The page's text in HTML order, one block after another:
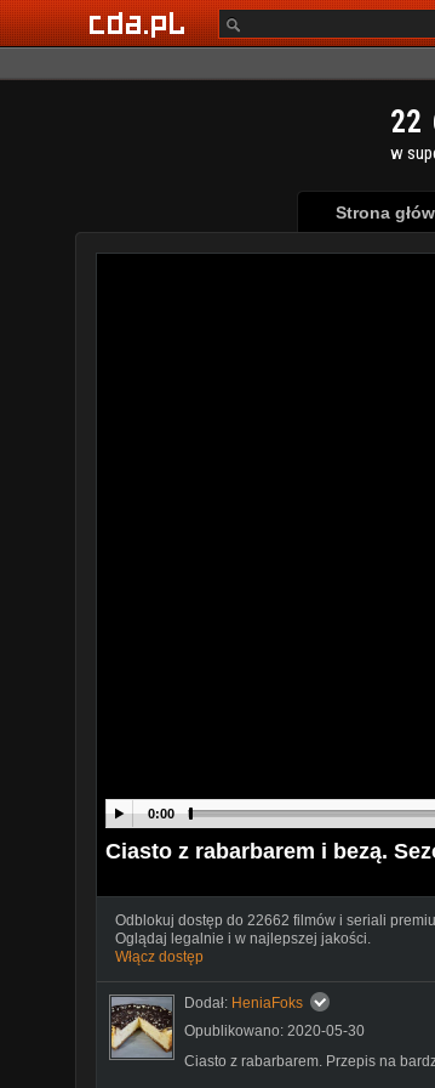
22
w
Strona
0:00
Ciasto z rabarbarem i bezą.
Odblokuj dostęp do 22662 filmów i seriali
Oglądaj legalnie i w najlepszej jakości.
Włącz dostęp
Dodał: HeniaFoks
Opublikowano: 2020-05-30
Ciasto z rabarbarem. Przepis na